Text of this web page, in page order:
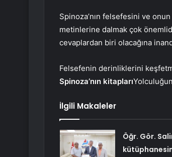
Spinoza’nın felsefesini ve
metinlerine dalmak çok
cevaplardan biri olacağına
Felsefenin derinliklerini
Spinoza’nın kitapları
İlgili Makaleler
Öğr. Gör.